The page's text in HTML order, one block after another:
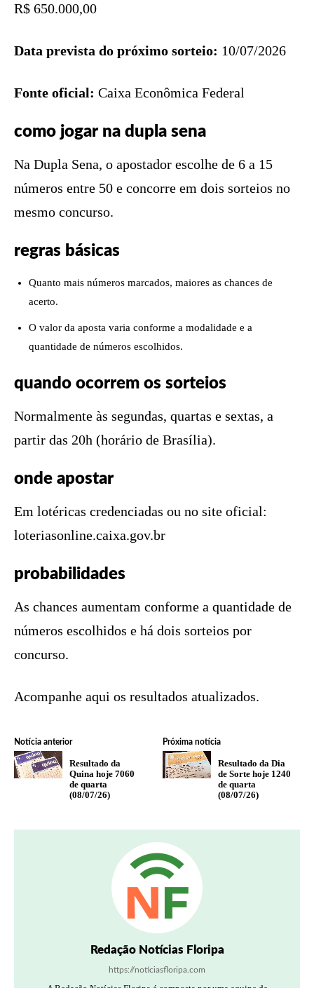
R$ 650.000,00
Data prevista do próximo sorteio: 10/07/2026
Fonte oficial: Caixa Econômica Federal
como jogar na dupla sena
Na Dupla Sena, o apostador escolhe de 6 a 15
números entre 50 e concorre em dois sorteios no
mesmo concurso.
regras básicas
Quanto mais números marcados, maiores as chances de
acerto.
O valor da aposta varia conforme a modalidade e a
quantidade de números escolhidos.
quando ocorrem os sorteios
Normalmente às segundas, quartas e sextas, a
partir das 20h (horário de Brasília).
onde apostar
Em lotéricas credenciadas ou no site oficial:
loteriasonline.caixa.gov.br
probabilidades
As chances aumentam conforme a quantidade de
números escolhidos e há dois sorteios por
concurso.
Acompanhe aqui os resultados atualizados.
Notícia anterior
Resultado da
Quina hoje 7060
de quarta
(08/07/26)
Próxima notícia
Resultado da Dia
de Sorte hoje 1240
de quarta
(08/07/26)
Redação Notícias Floripa
https://noticiasfloripa.com